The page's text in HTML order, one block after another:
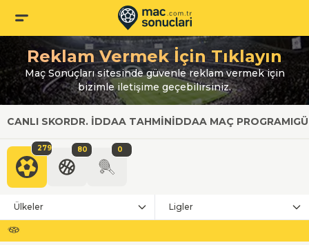
Reklam Vermek İçin Tıklayın
Maç Sonuçları sitesinde güvenle reklam vermek için
bizimle iletişime geçebilirsiniz.
CANLI SKORDR. İDDAA TAHMINİDDAA MAÇ PROGRAMI
279 80 0
Ülkeler Ligler